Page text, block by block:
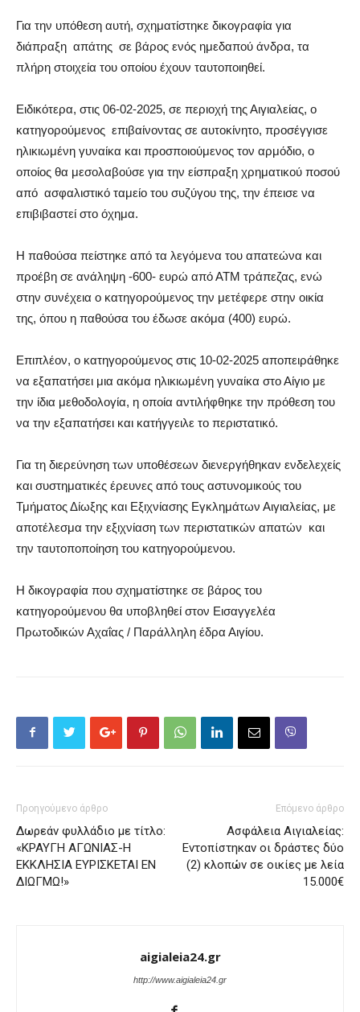
Για την υπόθεση αυτή, σχηματίστηκε δικογραφία για
διάπραξη απάτης σε βάρος ενός ημεδαπού άνδρα, τα
πλήρη στοιχεία του οποίου έχουν ταυτοποιηθεί.
Ειδικότερα, στις 06-02-2025, σε περιοχή της Αιγιαλείας, ο
κατηγορούμενος επιβαίνοντας σε αυτοκίνητο, προσέγγισε
ηλικιωμένη γυναίκα και προσποιούμενος τον αρμόδιο, ο
οποίος θα μεσολαβούσε για την είσπραξη χρηματικού ποσού
από ασφαλιστικό ταμείο του συζύγου της, την έπεισε να
επιβιβαστεί στο όχημα.
Η παθούσα πείστηκε από τα λεγόμενα του απατεώνα και
προέβη σε ανάληψη -600- ευρώ από ΑΤΜ τράπεζας, ενώ
στην συνέχεια ο κατηγορούμενος την μετέφερε στην οικία
της, όπου η παθούσα του έδωσε ακόμα (400) ευρώ.
Επιπλέον, ο κατηγορούμενος στις 10-02-2025 αποπειράθηκε
να εξαπατήσει μια ακόμα ηλικιωμένη γυναίκα στο Αίγιο με
την ίδια μεθοδολογία, η οποία αντιλήφθηκε την πρόθεση του
να την εξαπατήσει και κατήγγειλε το περιστατικό.
Για τη διερεύνηση των υποθέσεων διενεργήθηκαν ενδελεχείς
και συστηματικές έρευνες από τους αστυνομικούς του
Τμήματος Δίωξης και Εξιχνίασης Εγκλημάτων Αιγιαλείας, με
αποτέλεσμα την εξιχνίαση των περιστατικών απατών και
την ταυτοποποίηση του κατηγορούμενου.
Η δικογραφία που σχηματίστηκε σε βάρος του
κατηγορούμενου θα υποβληθεί στον Εισαγγελέα
Πρωτοδικών Αχαΐας / Παράλληλη έδρα Αιγίου.
Προηγούμενο άρθρο
Δωρεάν φυλλάδιο με τίτλο:
«ΚΡΑΥΓΗ ΑΓΩΝΙΑΣ-Η
ΕΚΚΛΗΣΙΑ ΕΥΡΙΣΚΕΤΑΙ ΕΝ
ΔΙΩΓΜΩ!»
Επόμενο άρθρο
Ασφάλεια Αιγιαλείας:
Εντοπίστηκαν οι δράστες δύο
(2) κλοπών σε οικίες με λεία
15.000€
aigialeia24.gr
http://www.aigialeia24.gr